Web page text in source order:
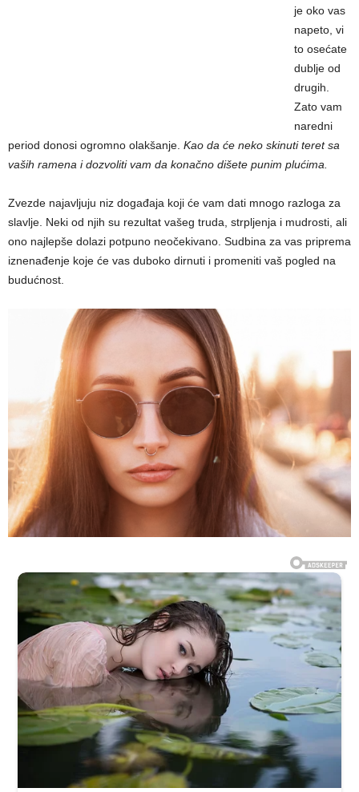
je oko vas
napeto, vi
to osećate
dublje od
drugih.
Zato vam
naredni
period donosi ogromno olakšanje. Kao da će neko skinuti teret sa
vaših ramena i dozvoliti vam da konačno dišete punim plućima.
Zvezde najavljuju niz događaja koji će vam dati mnogo razloga za
slavlje. Neki od njih su rezultat vašeg truda, strpljenja i mudrosti, ali
ono najlepše dolazi potpuno neočekivano. Sudbina za vas priprema
iznenađenje koje će vas duboko dirnuti i promeniti vaš pogled na
budućnost.